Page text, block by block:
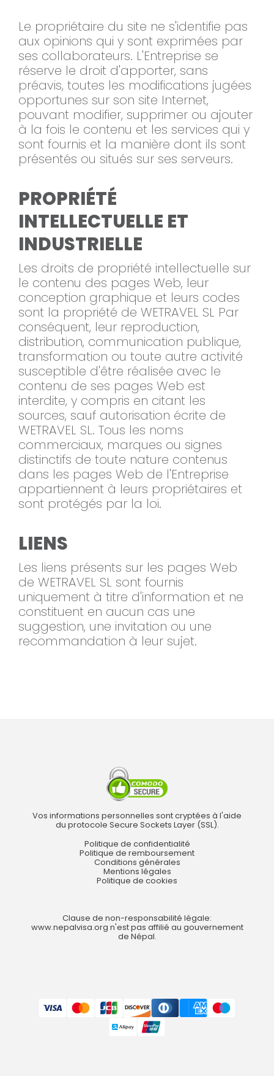
Le propriétaire du site ne s'identifie pas
aux opinions qui y sont exprimées par
ses collaborateurs. L'Entreprise se
réserve le droit d'apporter, sans
préavis, toutes les modifications jugées
opportunes sur son site Internet,
pouvant modifier, supprimer ou ajouter
à la fois le contenu et les services qui y
sont fournis et la manière dont ils sont
présentés ou situés sur ses serveurs.
PROPRIÉTÉ
INTELLECTUELLE ET
INDUSTRIELLE
Les droits de propriété intellectuelle sur
le contenu des pages Web, leur
conception graphique et leurs codes
sont la propriété de WETRAVEL SL Par
conséquent, leur reproduction,
distribution, communication publique,
transformation ou toute autre activité
susceptible d'être réalisée avec le
contenu de ses pages Web est
interdite, y compris en citant les
sources, sauf autorisation écrite de
WETRAVEL SL. Tous les noms
commerciaux, marques ou signes
distinctifs de toute nature contenus
dans les pages Web de l'Entreprise
appartiennent à leurs propriétaires et
sont protégés par la loi.
LIENS
Les liens présents sur les pages Web
de WETRAVEL SL sont fournis
uniquement à titre d'information et ne
constituent en aucun cas une
suggestion, une invitation ou une
recommandation à leur sujet.
Vos informations personnelles sont cryptées à l'aide
du protocole Secure Sockets Layer (SSL).
Politique de confidentialité
Politique de remboursement
Conditions générales
Mentions légales
Politique de cookies
Clause de non-responsabilité légale:
www.nepalvisa.org n'est pas affilié au gouvernement
de Népal.